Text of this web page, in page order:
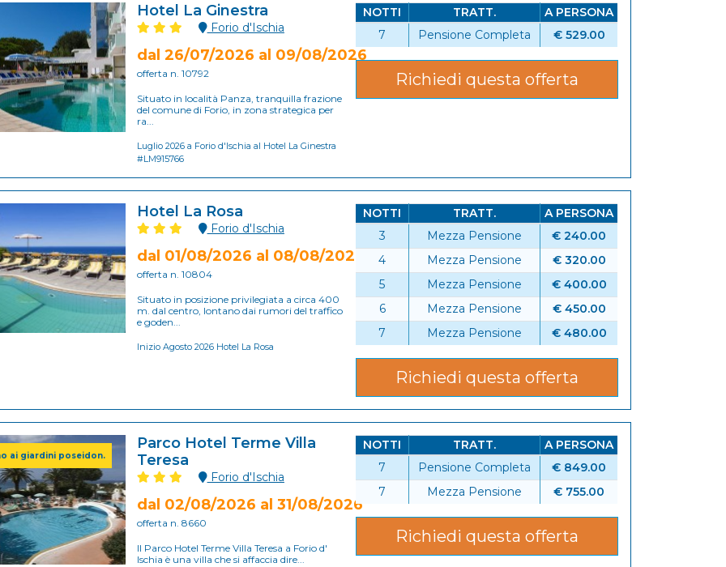
Hotel La Ginestra
Forio d'Ischia
dal 26/07/2026 al 09/08/2026
offerta n. 10792
Situato in località Panza, tranquilla frazione
del comune di Forio, in zona strategica per
ra...
Luglio 2026 a Forio d'Ischia al Hotel La Ginestra
#LM915766
NOTTI TRATT.
A PERSONA
7
Pensione Completa € 529.00
Richiedi questa offerta
Hotel La Rosa
Forio d'Ischia
dal 01/08/2026 al 08/08/2026
offerta n. 10804
Situato in posizione privilegiata a circa 400
m. dal centro, lontano dai rumori del traffico
e goden...
Inizio Agosto 2026 Hotel La Rosa
NOTTI TRATT.
A PERSONA
3
Mezza Pensione
€ 240.00
4
Mezza Pensione
€ 320.00
5
Mezza Pensione
€ 400.00
6
Mezza Pensione
€ 450.00
7
Mezza Pensione € 480.00
Richiedi questa offerta
ai giardini poseidon.
Parco Hotel Terme Villa
Teresa
Forio d'Ischia
dal 02/08/2026 al 31/08/2026
offerta n. 8660
Il Parco Hotel Terme Villa Teresa a Forio d'
Ischia è una villa che si affaccia dire...
NOTTI TRATT.
A PERSONA
7
Pensione Completa
€ 849.00
7
Mezza Pensione € 755.00
Richiedi questa offerta